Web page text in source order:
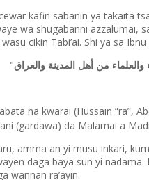
kafin sabanin ya takaita
wa shugabanni azzalumai,
cikin Tabi’ai. Shi ya sa
"من أهل المدينة والعراق
na kwarai (Hussain “ra”,
(gardawa) da Malamai a
amma an yi musu inkari,
daga baya sun yi
wannan ra’ayin.